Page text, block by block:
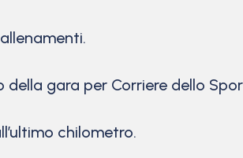
della gara per Corriere dello
chilometro.